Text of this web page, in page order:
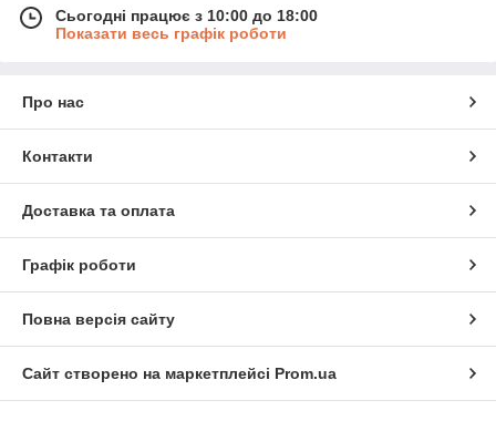
Сьогодні працює з 10:00 до 18:00
Показати весь графік роботи
Про нас
Контакти
Доставка та оплата
Графік роботи
Повна версія сайту
Сайт створено на маркетплейсі Prom.ua